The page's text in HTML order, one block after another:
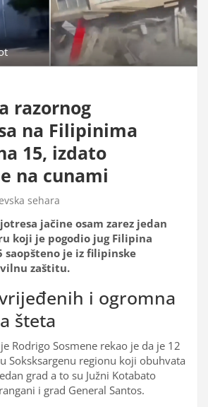
razornog
na Filipinima
15, izdato
na cunami
sehara
jačine osam zarez jedan
koji je pogodio jug Filipina
saopšteno je iz filipinske
zaštitu.
i ogromna
šteta
Rodrigo Sosmene rekao je da je 12
Soksksargenu regionu koji obuhvata
grad a to su Južni Kotabato
i grad General Santos.